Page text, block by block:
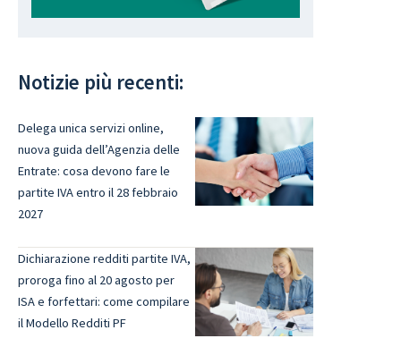
Notizie più recenti:
Delega unica servizi online,
nuova guida dell’Agenzia delle
Entrate: cosa devono fare le
partite IVA entro il 28 febbraio
2027
Dichiarazione redditi partite IVA,
proroga fino al 20 agosto per
ISA e forfettari: come compilare
il Modello Redditi PF